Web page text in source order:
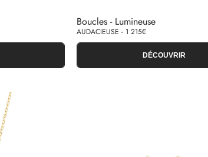
Boucles - Lumineuse
AUDACIEUSE - 1 215€
DÉCOUVRIR